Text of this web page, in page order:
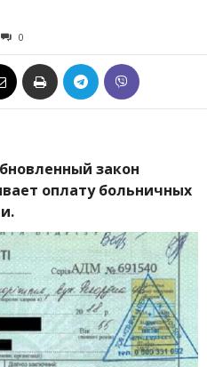
0
закон
оплату больничных